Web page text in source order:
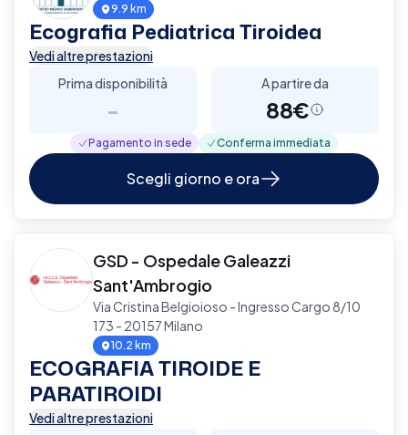
9.9 km
Ecografia Pediatrica Tiroidea
Vedi altre prestazioni
Prima disponibilità
-
A partire da
88€
Pagamento in sede Conferma immediata
Scegli giorno e ora
GSD - Ospedale Galeazzi
Sant'Ambrogio
Via Cristina Belgioioso - Ingresso Cargo 8/10
173 - 20157 Milano
10.2 km
ECOGRAFIA TIROIDE E
PARATIROIDI
Vedi altre prestazioni